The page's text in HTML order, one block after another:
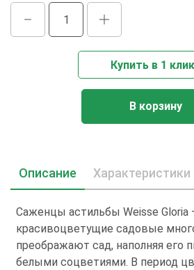
Купить в 1 клик
В корзину
Описание Характеристики
Саженцы астильбы Wеissе Glоriа
красивоцветущие садовые
преображают сад, наполняя
белыми соцветиями. В период